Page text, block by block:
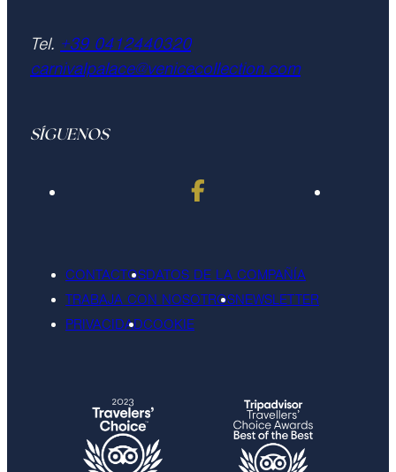
Tel. +39 0412440320
carnivalpalace@venicecollection.com
SÍGUENOS
CONTACTOSDATOS DE LA COMPAÑÍA
TRABAJA CON NOSOTROSNEWSLETTER
PRIVACIDADCOOKIE